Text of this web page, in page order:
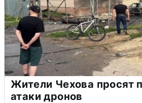
Жители Чехова просят
атаки дронов